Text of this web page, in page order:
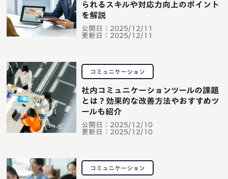
公開日： 2025/12/11
更新日： 2025/12/11
られるスキルや対応力向上のポイント
を解説
コミュニケーション
公開日： 2025/12/10
更新日： 2025/12/10
社内コミュニケーションツールの課題
とは？効果的な改善方法やおすすめツ
ールも紹介
コミュニケーション